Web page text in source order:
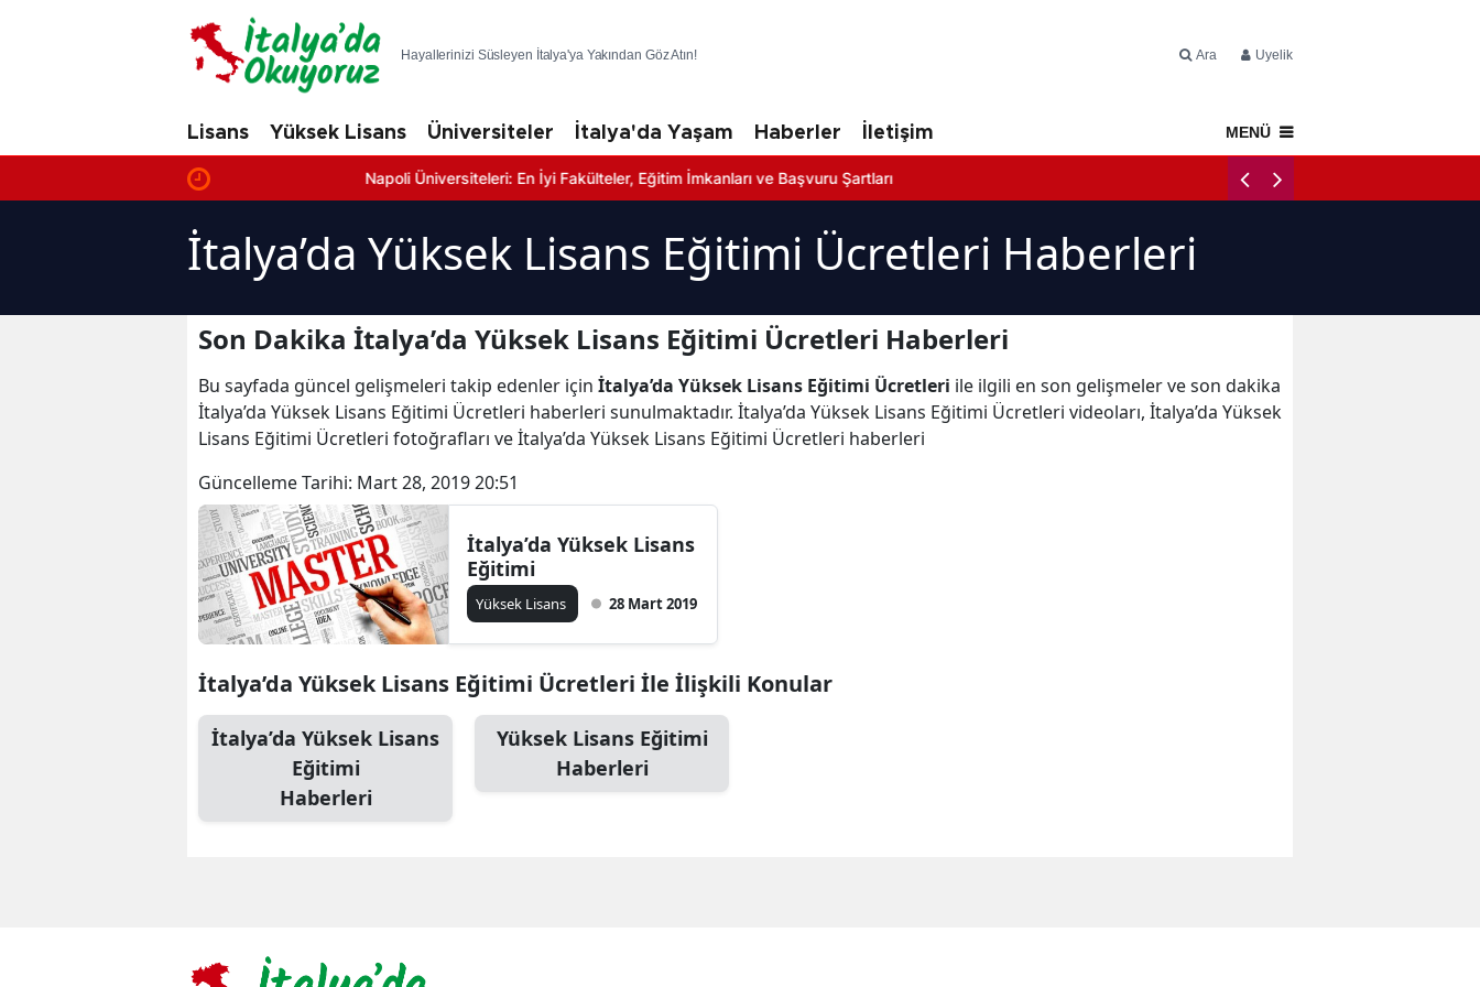
Hayallerinizi Süsleyen İtalya'ya Yakından Göz Atın! Ara Üyelik
Lisans Yüksek Lisans Üniversiteler İtalya'da Yaşam Haberler İletişim MENÜ
Napoli Üniversiteleri: En İyi Fakülteler, Eğitim İmkanları ve Başvuru Şartları
İtalya’da Yüksek Lisans Eğitimi Ücretleri Haberleri
Son Dakika İtalya’da Yüksek Lisans Eğitimi Ücretleri Haberleri
Bu sayfada güncel gelişmeleri takip edenler için İtalya’da Yüksek Lisans Eğitimi Ücretleri ile ilgili en son gelişmeler ve son dakika
İtalya’da Yüksek Lisans Eğitimi Ücretleri haberleri sunulmaktadır. İtalya’da Yüksek Lisans Eğitimi Ücretleri videoları, İtalya’da Yüksek
Lisans Eğitimi Ücretleri fotoğrafları ve İtalya’da Yüksek Lisans Eğitimi Ücretleri haberleri
Güncelleme Tarihi: Mart 28, 2019 20:51
İtalya’da Yüksek Lisans
Eğitimi
Yüksek Lisans 28 Mart 2019
İtalya’da Yüksek Lisans Eğitimi Ücretleri İle İlişkili Konular
İtalya’da Yüksek Lisans
Eğitimi
Haberleri
Yüksek Lisans Eğitimi
Haberleri